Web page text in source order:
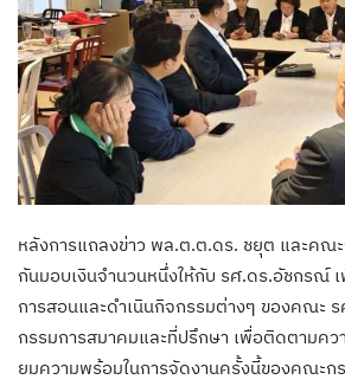
หลังการแถลงข่าว พล.ต.ต.ดร. ชยุต และคณ
กันมอบเงินจำนวนหนึ่งให้กับ รศ.ดร.อัชกรณ์
การสอนและดำเนินกิจกรรมต่างๆ ของคณะ
กรรมการสมาคมและที่ปรึกษา เพื่อติดตามคว
ยมความพร้อมในการจัดงานครั้งนี้ของคณะก